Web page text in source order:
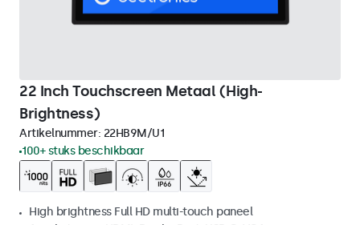
22 Inch Touchscreen Metaal (High-
Brightness)
Artikelnummer: 22HB9M/U1
100+ stuks beschikbaar
High brightness Full HD multi-touch paneel